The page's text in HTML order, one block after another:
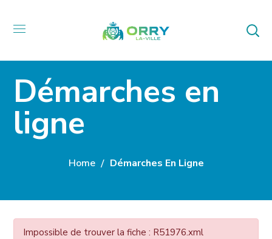
Démarches en
ligne
Home Démarches En Ligne
Impossible de trouver la fiche : R51976.xml